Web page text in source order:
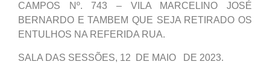
CAMPOS Nº. 743 – VILA MARCELINO JOSÉ
BERNARDO E TAMBEM QUE SEJA RETIRADO OS
ENTULHOS NA REFERIDA RUA.
SALA DAS SESSÕES, 12 DE MAIO DE 2023.